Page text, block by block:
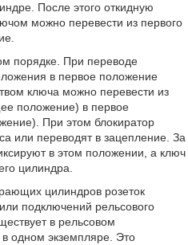
После этого откидную
можно перевести из первого
порядке. При переводе
в первое положение
ключа можно перевести из
положение) в первое
При этом блокиратор
или переводят в зацепление. За
в этом положении, а ключ
цилиндра.
цилиндров розеток
подключений рельсового
в рельсовом
в одном экземпляре. Это